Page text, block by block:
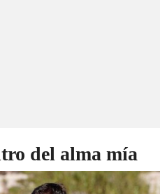
del alma mía